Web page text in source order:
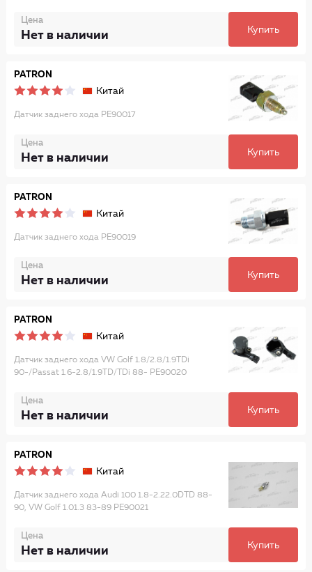
Цена
Нет в наличии Купить
PATRON
Китай
Датчик заднего хода PE90017
Цена
Нет в наличии Купить
PATRON
Китай
Датчик заднего хода PE90019
Цена
Нет в наличии Купить
PATRON
Китай
Датчик заднего хода VW Golf 1.8/2.8/1.9TDi
90-/Passat 1.6-2.8/1.9TD/TDi 88- PE90020
Цена
Нет в наличии Купить
PATRON
Китай
Датчик заднего хода Audi 100 1.8-2.22.0DTD 88-
90, VW Golf 1.01.3 83-89 PE90021
Цена
Нет в наличии Купить